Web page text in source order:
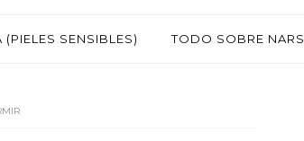
(PIELES SENSIBLES) TODO SOBRE NARS